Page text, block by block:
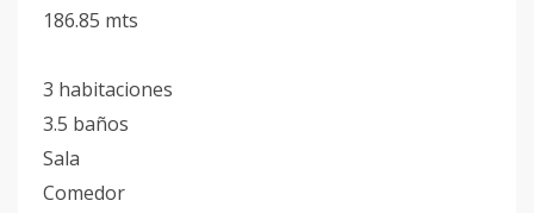
186.85 mts
3 habitaciones
3.5 baños
Sala
Comedor